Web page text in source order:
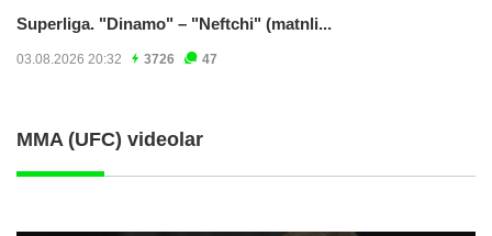
Superliga. "Dinamo" – "Neftchi" (matnli...
03.08.2026 20:32 3726 47
MMA (UFC) videolar